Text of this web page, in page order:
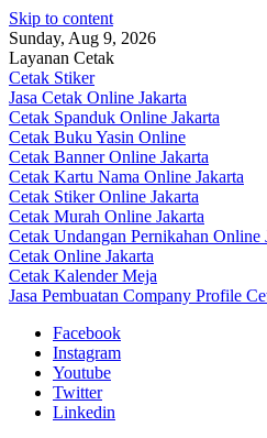
Skip to content
Sunday, Aug 9, 2026
Layanan Cetak
Cetak Stiker
Jasa Cetak Online Jakarta
Cetak Spanduk Online Jakarta
Cetak Buku Yasin Online
Cetak Banner Online Jakarta
Cetak Kartu Nama Online Jakarta
Cetak Stiker Online Jakarta
Cetak Murah Online Jakarta
Cetak Undangan Pernikahan Online
Cetak Online Jakarta
Cetak Kalender Meja
Jasa Pembuatan Company Profile
Facebook
Instagram
Youtube
Twitter
Linkedin